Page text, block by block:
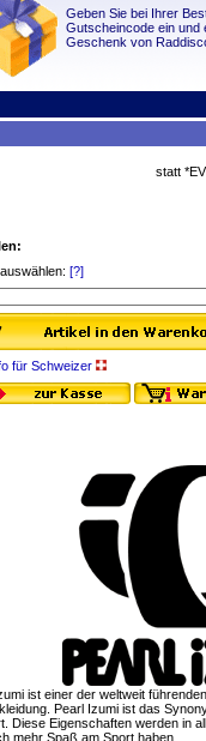
Geben Sie bei Ihrer
Gutscheincode ein und
Geschenk von
statt
[?]
für Schweizer
ist einer der weltweit
Pearl Izumi ist das
Diese Eigenschaften werden in
mehr Spaß am Sport haben.